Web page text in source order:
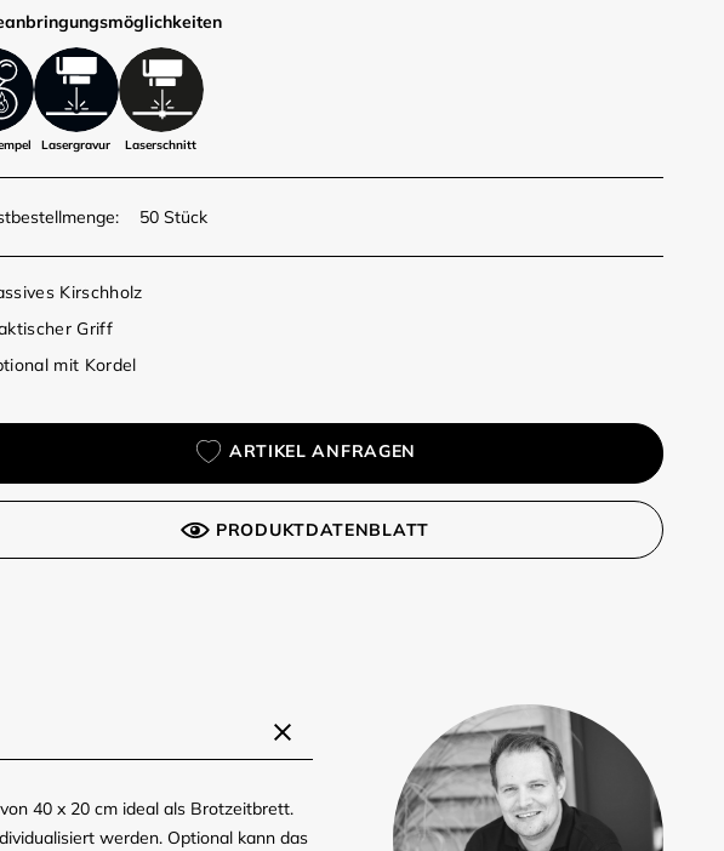
Lasergravur Laserschnitt
50 Stück
Kirschholz
Griff
mit Kordel
ARTIKEL ANFRAGEN
PRODUKTDATENBLATT
40 x 20 cm ideal als Brotzeitbrett.
werden. Optional kann das